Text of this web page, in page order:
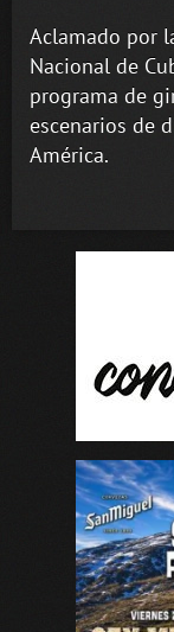
Aclamado por
Nacional de
programa de
escenarios de
América.